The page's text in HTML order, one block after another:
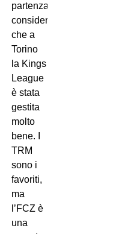
partenza
considerando
che a
Torino
la Kings
League
è stata
gestita
molto
bene. I
TRM
sono i
favoriti,
ma
l’FCZ è
una